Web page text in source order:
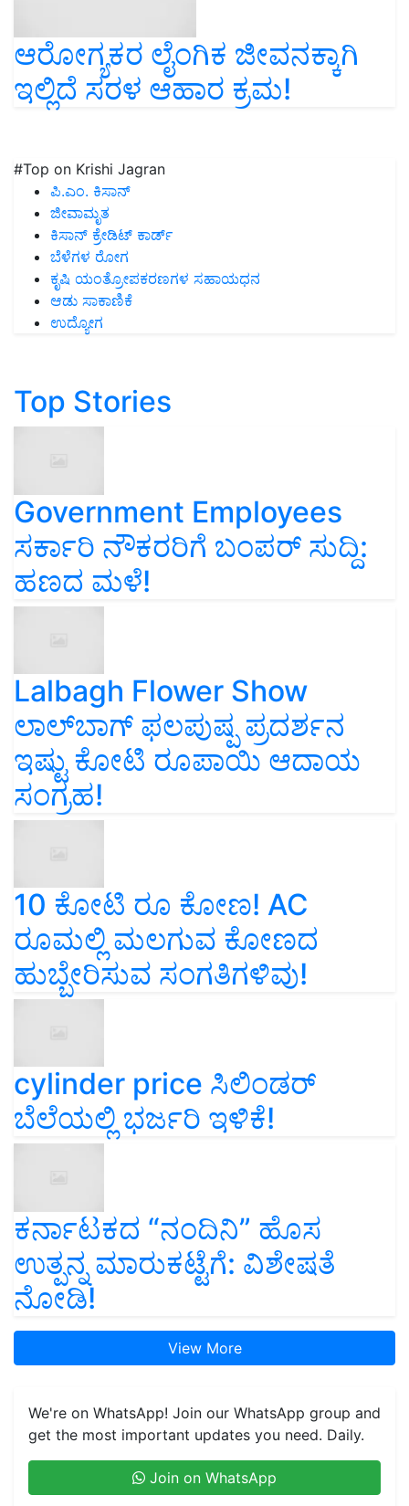
ಆರೋಗ್ಯಕರ ಲೈಂಗಿಕ ಜೀವನಕ್ಕಾಗಿ
ಇಲ್ಲಿದೆ ಸರಳ ಆಹಾರ ಕ್ರಮ!
#Top on Krishi Jagran
ಪಿ.ಎಂ. ಕಿಸಾನ್
ಜೀವಾಮೃತ
ಕಿಸಾನ್ ಕ್ರೇಡಿಟ್ ಕಾರ್ಡ್
ಬೆಳೆಗಳ ರೋಗ
ಕೃಷಿ ಯಂತ್ರೋಪಕರಣಗಳ ಸಹಾಯಧನ
ಆಡು ಸಾಕಾಣಿಕೆ
ಉದ್ಯೋಗ
Top Stories
Government Employees
ಸರ್ಕಾರಿ ನೌಕರರಿಗೆ ಬಂಪರ್‌ ಸುದ್ದಿ:
ಹಣದ ಮಳೆ!
Lalbagh Flower Show
ಲಾಲ್‌ಬಾಗ್ ಫಲಪುಷ್ಪ ಪ್ರದರ್ಶನ
ಇಷ್ಟು ಕೋಟಿ ರೂಪಾಯಿ ಆದಾಯ
ಸಂಗ್ರಹ!
10 ಕೋಟಿ ರೂ ಕೋಣ! AC
ರೂಮಲ್ಲಿ ಮಲಗುವ ಕೋಣದ
ಹುಬ್ಬೇರಿಸುವ ಸಂಗತಿಗಳಿವು!
cylinder price ಸಿಲಿಂಡರ್‌
ಬೆಲೆಯಲ್ಲಿ ಭರ್ಜರಿ ಇಳಿಕೆ!
ಕರ್ನಾಟಕದ “ನಂದಿನಿ” ಹೊಸ
ಉತ್ಪನ್ನ ಮಾರುಕಟ್ಟೆಗೆ: ವಿಶೇಷತೆ
ನೋಡಿ!
View More
We're on WhatsApp! Join our WhatsApp group and
get the most important updates you need. Daily.
Join on WhatsApp